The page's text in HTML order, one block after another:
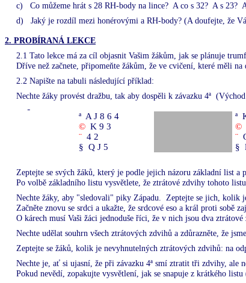
c)
Co můžeme hrát s 28 RH-body na lince? A co s 32? A s 23?
d)
Jaký je rozdíl mezi honérovými a RH-body? (A doufejte, že
2. PROBÍRANÁ LEKCE
2.1 Tato lekce má za cíl objasnit Vašim žákům, jak se plánuje
Dříve než začnete, připomeňte žákům, že ve cvičení, které měli
2.2 Napište na tabuli následující příklad:
Nechte žáky provést dražbu, tak aby dospěli k závazku 4ª
ª A J 8 6 4
© K 9 3
¨ 4 2
§ Q J 5
ª
©
¨
§
Zeptejte se svých žáků, který je podle jejich názoru základní list a
Po volbě základního listu vysvětlete, že ztrátové zdvihy tohoto
Nechte žáky, aby "sledovali" piky Západu.
Zeptejte se jich, kolik
Začněte znovu se srdci a ukažte, že srdcové eso a král proti
O kárech musí Vaši žáci jednoduše říci, že v nich jsou dva ztrátové
Nechte udělat souhrn všech ztrátových zdvihů a zdůrazněte, že
Zeptejte se žáků, kolik je nevyhnutelných ztrátových zdvihů: na
Nechte je, ať si ujasní, že při závazku 4ªsmí ztratit tři zdvihy, ale
Pokud nevědí, zopakujte vysvětlení, jak se snapuje z krátkého